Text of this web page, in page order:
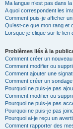
Ma langue n’est pas dans la
A quoi correspondent les
Comment puis-je afficher
Qu’est-ce que mon rang et
Lorsque je clique sur le lien
Problèmes liés à la
Comment créer un
Comment modifier ou
Comment ajouter une
Comment créer un
Pourquoi ne puis-je pas
Comment modifier ou
Pourquoi ne puis-je pas
Pourquoi ne puis-je pas
Pourquoi ai-je reçu un
Comment rapporter des